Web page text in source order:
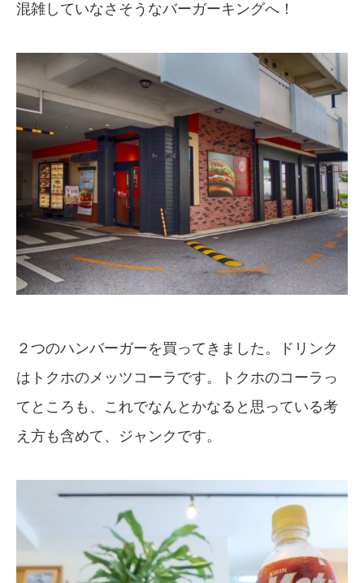
混雑していなさそうなバーガーキングへ！
２つのハンバーガーを買ってきました。ドリンク
はトクホのメッツコーラです。トクホのコーラっ
てところも、これでなんとかなると思っている考
え方も含めて、ジャンクです。